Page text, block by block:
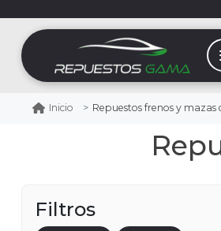
Inicio Repuestos frenos y mazas
Filtros